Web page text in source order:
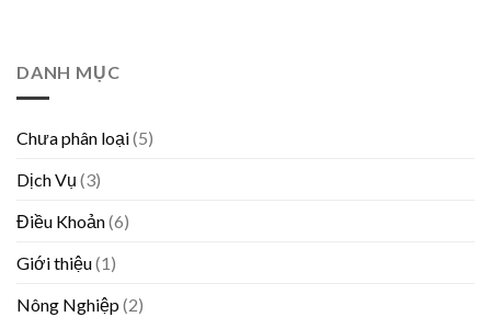
DANH MỤC
Chưa phân loại(5)
Dịch Vụ (3)
Điều Khoản(6)
Giới thiệu(1)
Nông Nghiệp(2)